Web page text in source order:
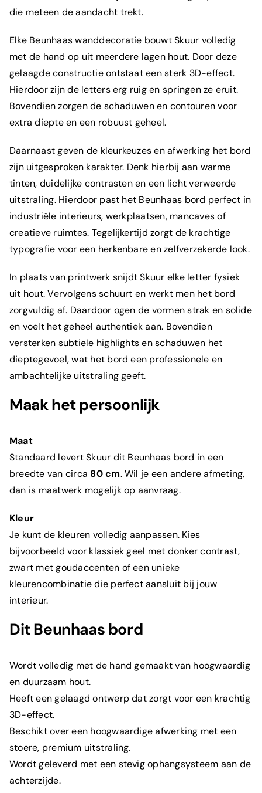
die meteen de aandacht trekt.
Elke Beunhaas wanddecoratie bouwtSkuur volledig
met de hand op uit meerdere lagen hout. Door deze
gelaagde constructie ontstaat een sterk 3D-effect.
Hierdoor zijn de letters erg ruig en springen ze eruit.
Bovendien zorgen de schaduwen en contouren voor
extra diepte en een robuust geheel.
Daarnaast geven de kleurkeuzes en afwerking het bord
zijn uitgesproken karakter. Denk hierbij aan warme
tinten, duidelijke contrasten en een licht verweerde
uitstraling. Hierdoor past het Beunhaas bord perfect in
industriële interieurs, werkplaatsen, mancaves of
creatieve ruimtes. Tegelijkertijd zorgt de krachtige
typografie voor een herkenbare en zelfverzekerde look.
In plaats van printwerk snijdt Skuur elke letter fysiek
uit hout. Vervolgens schuurt en werkt men het bord
zorgvuldig af. Daardoor ogen de vormen strak en solide
en voelt het geheel authentiek aan. Bovendien
versterken subtiele highlights en schaduwen het
dieptegevoel, wat het bord een professionele en
ambachtelijke uitstraling geeft.
Maak het persoonlijk
Maat
Standaard levert Skuur dit Beunhaas bord in een
breedte van circa 80 cm. Wil je een andere afmeting,
dan is maatwerk mogelijk op aanvraag.
Kleur
Je kunt de kleuren volledig aanpassen. Kies
bijvoorbeeld voor klassiek geel met donker contrast,
zwart met goudaccenten of een unieke
kleurencombinatie die perfect aansluit bij jouw
interieur.
Dit Beunhaas bord
Wordt volledig met de hand gemaakt van hoogwaardig
en duurzaam hout.
Heeft een gelaagd ontwerp dat zorgt voor een krachtig
3D-effect.
Beschikt over een hoogwaardige afwerking met een
stoere, premium uitstraling.
Wordt geleverd met een stevig ophangsysteem aan de
achterzijde.